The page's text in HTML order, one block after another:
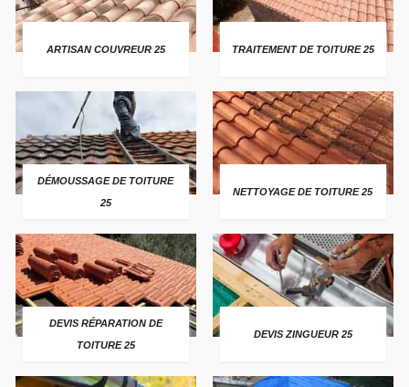
ARTISAN COUVREUR 25 TRAITEMENT DE TOITURE 25
DÉMOUSSAGE DE TOITURE
25
NETTOYAGE DE TOITURE 25
DEVIS RÉPARATION DE
TOITURE 25
DEVIS ZINGUEUR 25